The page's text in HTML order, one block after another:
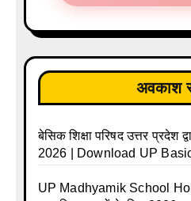
अवकाश
बेसिक शिक्षा परिषद उत्तर प्रदेश
2026 | Download UP
Basic School Avkash
UP Madhyamik School